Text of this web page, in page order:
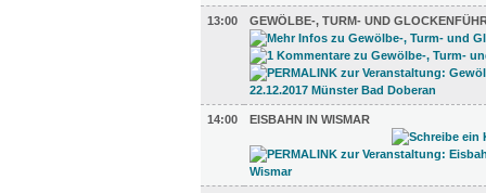
13:00 GEWÖLBE-, TURM- UND
14:00 EISBAHN IN WISMAR